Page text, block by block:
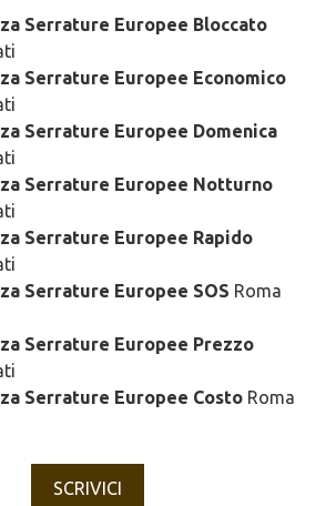
Serrature Europee Bloccato
Serrature Europee Economico
Serrature Europee Domenica
Serrature Europee Notturno
Serrature Europee Rapido
Serrature Europee SOS Roma
Serrature Europee Prezzo
Serrature Europee Costo Roma
SCRIVICI